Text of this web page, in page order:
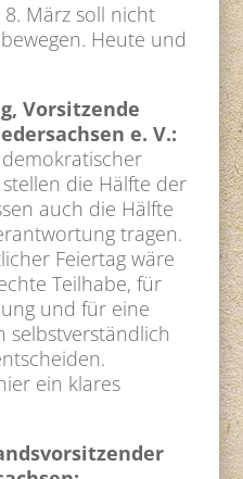
März soll nicht
Heute und
Vorsitzende
e. V.:
die Hälfte der
auch die Hälfte
tragen.
Feiertag wäre
Teilhabe, für
und für eine
selbstverständlich
ein klares